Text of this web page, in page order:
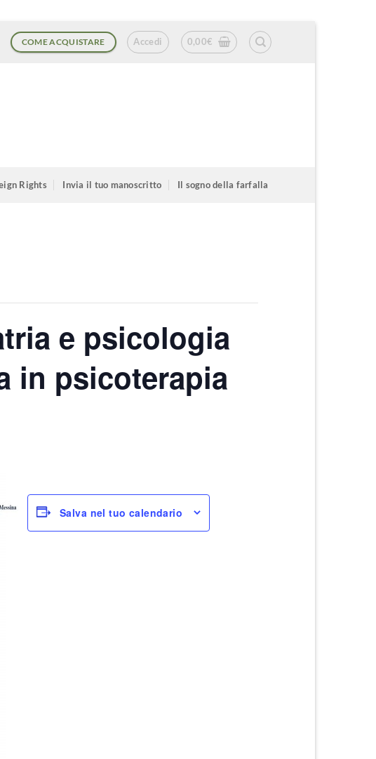
COME ACQUISTARE Accedi 0,00€
Rights Invia il tuo manoscritto Il sogno della farfalla
e psicologia
in psicoterapia
Salva nel tuo calendario